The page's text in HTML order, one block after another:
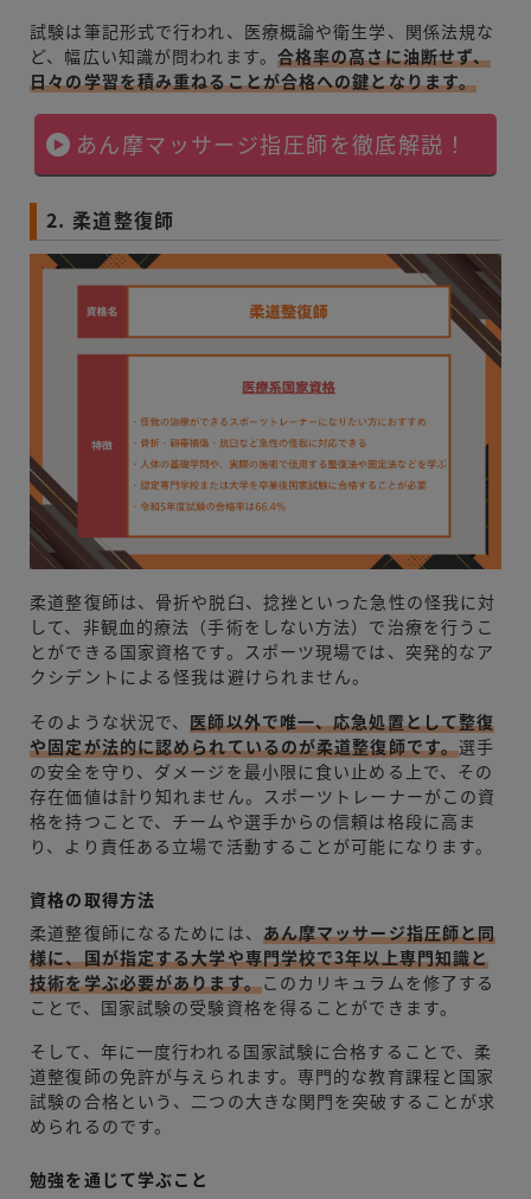
試験は筆記形式で行われ、医療概論や衛生学、関係法規な
ど、幅広い知識が問われます。 合格率の高さに油断せず、
日々の学習を積み重ねることが合格への鍵となります。
あん摩マッサージ指圧師を徹底解説！
2. 柔道整復師
柔道整復師は、骨折や脱臼、捻挫といった急性の怪我に対
して、非観血的療法（手術をしない方法）で治療を行うこ
とができる国家資格です。スポーツ現場では、突発的なア
クシデントによる怪我は避けられません。
そのような状況で、医師以外で唯一、応急処置として整復
や固定が法的に認められているのが柔道整復師です。選手
の安全を守り、ダメージを最小限に食い止める上で、その
存在価値は計り知れません。スポーツトレーナーがこの資
格を持つことで、チームや選手からの信頼は格段に高ま
り、より責任ある立場で活動することが可能になります。
資格の取得方法
柔道整復師になるためには、 あん摩マッサージ指圧師と同
様に、国が指定する大学や専門学校で3年以上専門知識と
技術を学ぶ必要があります。このカリキュラムを修了する
ことで、国家試験の受験資格を得ることができます。
そして、年に一度行われる国家試験に合格することで、柔
道整復師の免許が与えられます。専門的な教育課程と国家
試験の合格という、二つの大きな関門を突破することが求
められるのです。
勉強を通じて学ぶこと